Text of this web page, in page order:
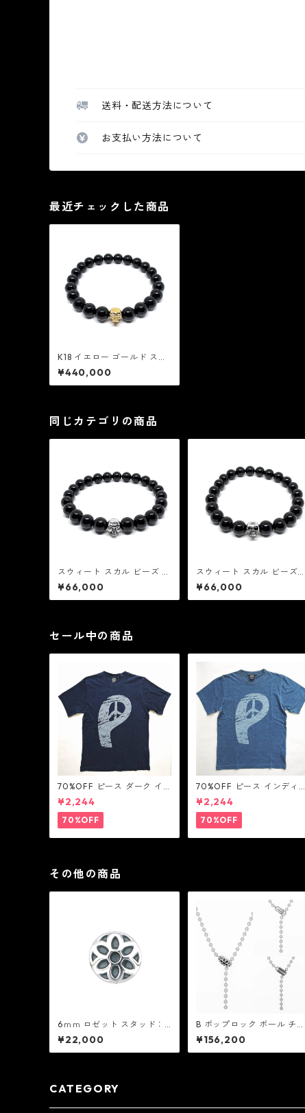
送料・配送方法について
お支払い方法について
最近チェックした商品
K18 イエロー ゴールド スウ
ィート スカル ビーズ w/ ダ
イヤモンド アイズ / 8mm
ブラック トルマリン：MIC&
¥440,000
同じカテゴリの商品
スウィート スカル ビーズ ブ
レスレット w/ ダイヤモンド
アイズ / 8mm ブラック ト
ルマリン：MIC&Co. ミック
¥66,000
スウィート スカル ビーズ
w/ ブラック ダイヤモンド
アイズ / 8mm ブラック ト
ルマリン：MIC&Co. ミック
¥66,000
セール中の商品
70%OFF ピース ダーク イ
ンディゴ Tシャツ：LOVE N'
PEACE N' ROCK ' ROLL ラ
ブ ン ピース ン ロック ン ロ
ール
¥2,244
70%OFF
70%OFF ピース インディゴ
Tシャツ：LOVE N' PEACE
N' ROCK ' ROLL ラブ ン ピ
ース ン ロック ン ロール
¥2,244
70%OFF
その他の商品
6ｍｍ ロゼット スタッド：G
ood Art HLYWD グッド ア
ート ハリウッド
¥22,000
B ポップロック ボール チェ
ーン ネックレス V2：Good
Art HLYWD グッド アート
ハリウッド
¥156,200
CATEGORY